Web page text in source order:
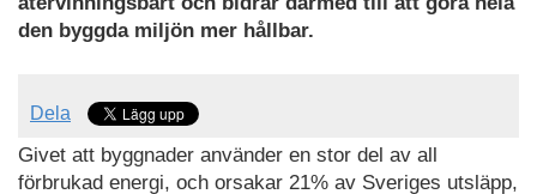
den byggda miljön mer hållbar.
Dela
Givet att byggnader använder en stor del av all
förbrukad energi, och orsakar 21% av Sveriges utsläpp,